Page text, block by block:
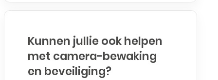
Kunnen jullie ook helpen
met camera-bewaking
en beveiliging?